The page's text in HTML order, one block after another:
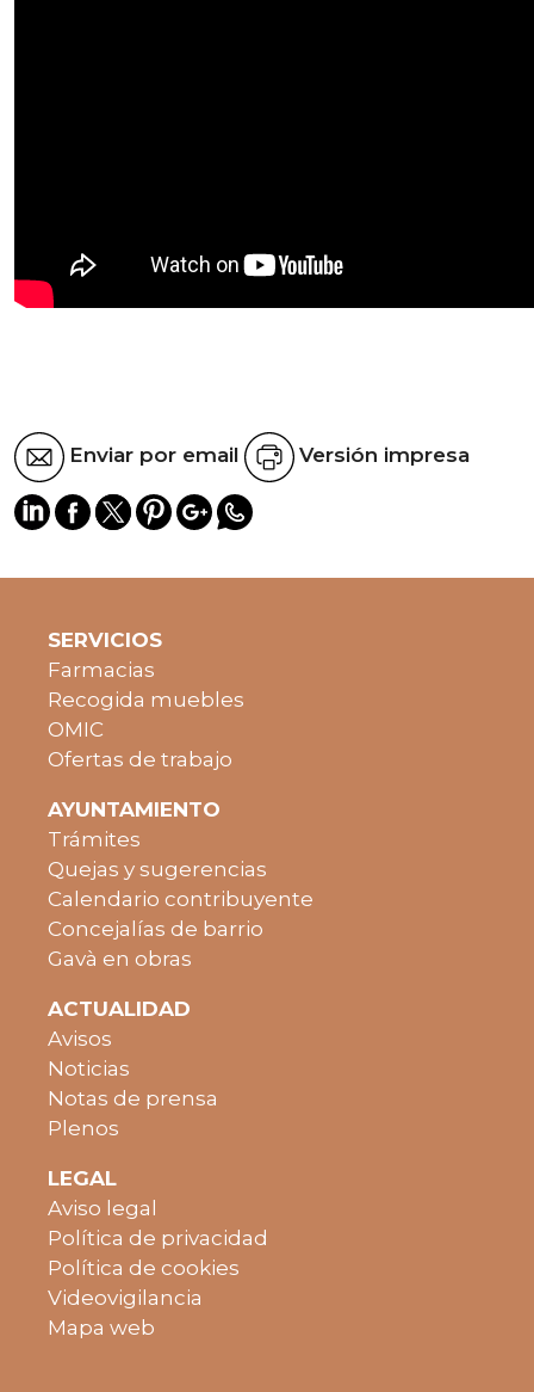
Enviar por email Versión impresa
SERVICIOS
Farmacias
Recogida muebles
OMIC
Ofertas de trabajo
AYUNTAMIENTO
Trámites
Quejas y sugerencias
Calendario contribuyente
Concejalías de barrio
Gavà en obras
ACTUALIDAD
Avisos
Noticias
Notas de prensa
Plenos
LEGAL
Aviso legal
Política de privacidad
Política de cookies
Videovigilancia
Mapa web